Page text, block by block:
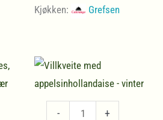
antall
Kjøkken: Grefsen
-
Villkveite
+